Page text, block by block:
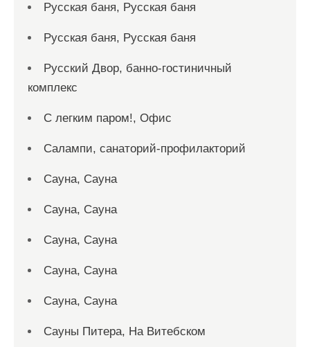
Русская баня, Русская баня
Русская баня, Русская баня
Русский Двор, банно-гостиничный
комплекс
С легким паром!, Офис
Салампи, санаторий-профилакторий
Сауна, Сауна
Сауна, Сауна
Сауна, Сауна
Сауна, Сауна
Сауна, Сауна
Сауны Питера, На Витебском